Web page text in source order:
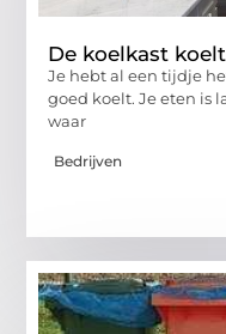
De koelkast
Je hebt al een tijdje
goed koelt. Je eten is
waar
Bedrijven